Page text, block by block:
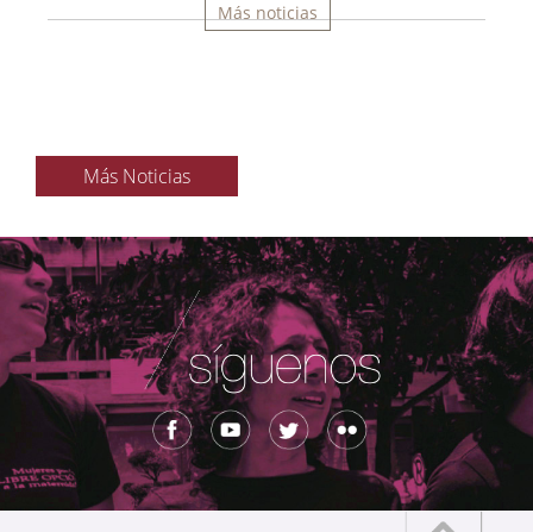
Más noticias
Más Noticias